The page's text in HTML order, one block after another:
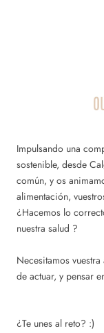
Impulsando una
sostenible, desde
común, y os
alimentación,
¿Hacemos lo
nuestra salud ?
Necesitamos
de actuar, y pensar
¿Te unes al reto? :)